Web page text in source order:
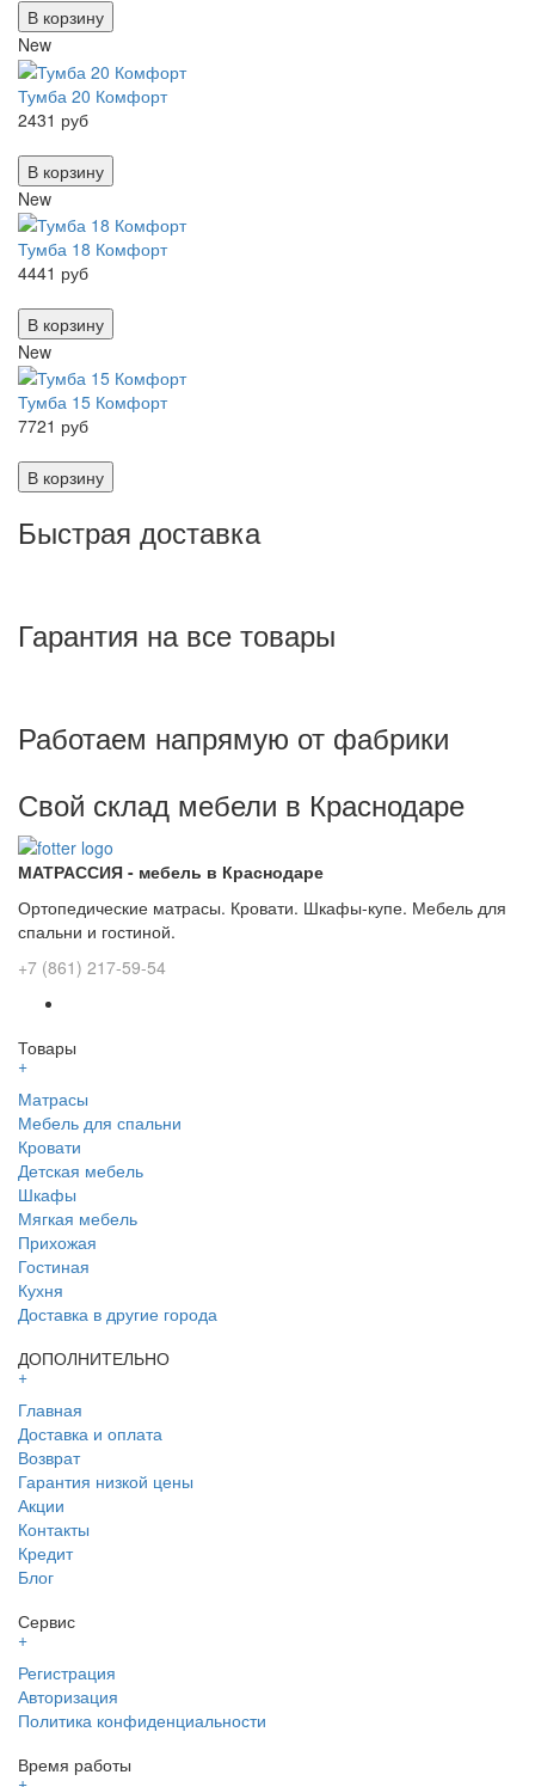
В корзину
New
Тумба 20 Комфорт
2431 руб
В корзину
New
Тумба 18 Комфорт
4441 руб
В корзину
New
Тумба 15 Комфорт
7721 руб
В корзину
Быстрая доставка
Гарантия на все товары
Работаем напрямую от фабрики
Свой склад мебели в Краснодаре
МАТРАССИЯ - мебель в Краснодаре
Ортопедические матрасы. Кровати. Шкафы-купе. Мебель для
спальни и гостиной.
+7 (861) 217-59-54
Товары
+
Матрасы
Мебель для спальни
Кровати
Детская мебель
Шкафы
Мягкая мебель
Прихожая
Гостиная
Кухня
Доставка в другие города
ДОПОЛНИТЕЛЬНО
+
Главная
Доставка и оплата
Возврат
Гарантия низкой цены
Акции
Контакты
Кредит
Блог
Сервис
+
Регистрация
Авторизация
Политика конфиденциальности
Время работы
+